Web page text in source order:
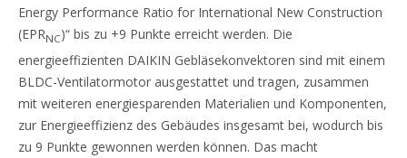
Energy Performance Ratio for International New Construction
(EPRNC)“ bis zu +9 Punkte erreicht werden. Die
energieeffizienten DAIKIN Gebläsekonvektoren sind mit einem
BLDC-Ventilatormotor ausgestattet und tragen, zusammen
mit weiteren energiesparenden Materialien und Komponenten,
zur Energieeffizienz des Gebäudes insgesamt bei, wodurch bis
zu 9 Punkte gewonnen werden können. Das macht